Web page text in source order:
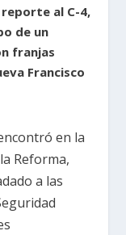
al C-4,
de un
franjas
Francisco
en la
Reforma,
a las